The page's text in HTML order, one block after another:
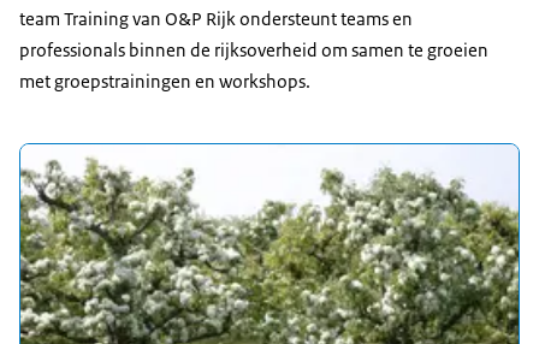
team Training van O&P Rijk ondersteunt teams en
professionals binnen de rijksoverheid om samen te groeien
met groepstrainingen en workshops.
Uitgelicht